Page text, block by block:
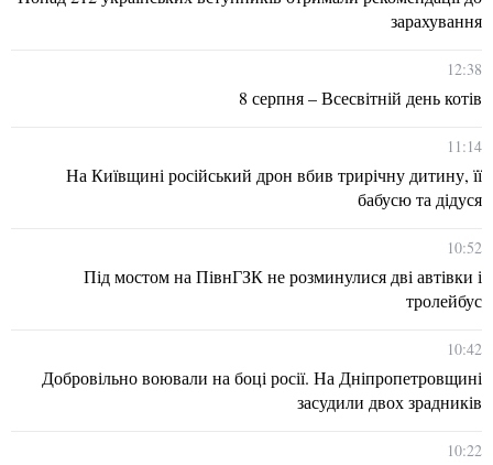
зарахування
12:38
8 серпня – Всесвітній день котів
11:14
На Київщині російський дрон вбив трирічну дитину, її
бабусю та дідуся
10:52
Під мостом на ПівнГЗК не розминулися дві автівки і
тролейбус
10:42
Добровільно воювали на боці росії. На Дніпропетровщині
засудили двох зрадників
10:22